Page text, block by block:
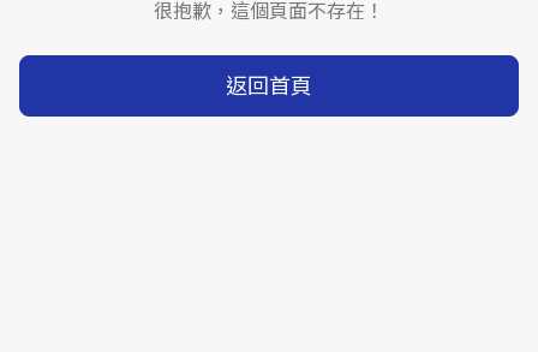
很抱歉，這個頁面不存在！
返回首頁